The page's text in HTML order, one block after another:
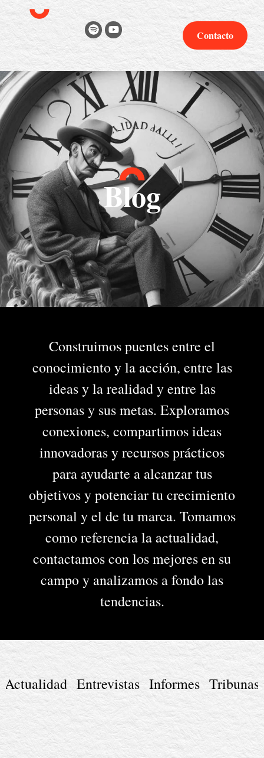
Contacto
Blog
Construimos puentes entre el
conocimiento y la acción, entre las
ideas y la realidad y entre las
personas y sus metas. Exploramos
conexiones, compartimos ideas
innovadoras y recursos prácticos
para ayudarte a alcanzar tus
objetivos y potenciar tu crecimiento
personal y el de tu marca. Tomamos
como referencia la actualidad,
contactamos con los mejores en su
campo y analizamos a fondo las
tendencias.
Actualidad Entrevistas Informes Tribunas